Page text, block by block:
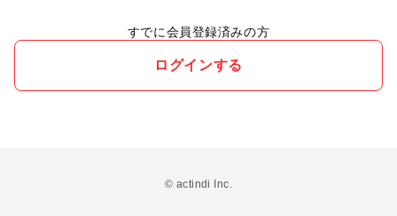
すでに会員登録済みの方
ログインする
© actindi Inc.